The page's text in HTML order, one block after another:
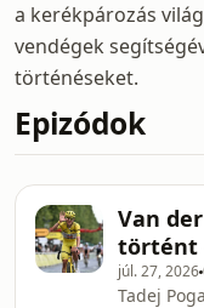
a kerékpározás
vendégek
történéseket.
Epizódok
Van
történt
júl. 27, 2026
Tadej